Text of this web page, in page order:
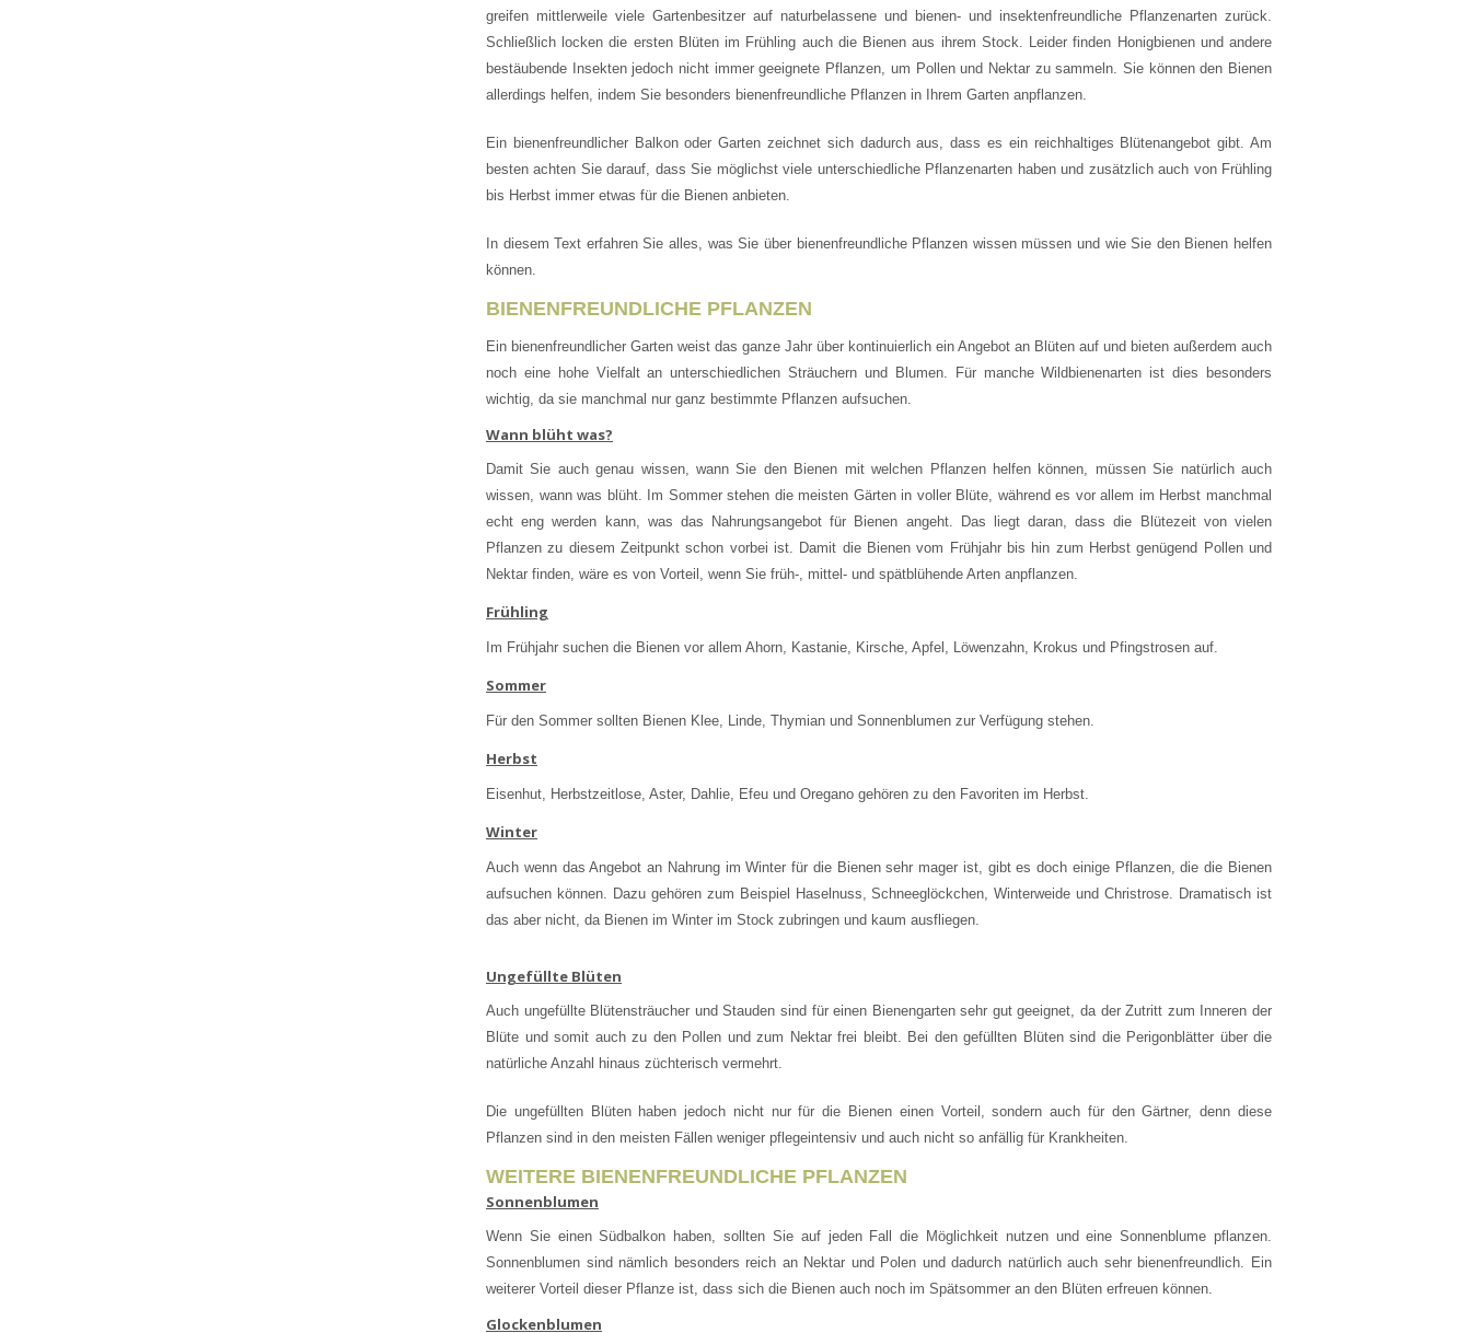
greifen mittlerweile viele Gartenbesitzer auf naturbelassene und bienen- und insektenfreundliche Pflanzenarten zurück.
Schließlich locken die ersten Blüten im Frühling auch die Bienen aus ihrem Stock. Leider finden Honigbienen und andere
bestäubende Insekten jedoch nicht immer geeignete Pflanzen, um Pollen und Nektar zu sammeln. Sie können den Bienen
allerdings helfen, indem Sie besonders bienenfreundliche Pflanzen in Ihrem Garten anpflanzen.
Ein bienenfreundlicher Balkon oder Garten zeichnet sich dadurch aus, dass es ein reichhaltiges Blütenangebot gibt. Am
besten achten Sie darauf, dass Sie möglichst viele unterschiedliche Pflanzenarten haben und zusätzlich auch von Frühling
bis Herbst immer etwas für die Bienen anbieten.
In diesem Text erfahren Sie alles, was Sie über bienenfreundliche Pflanzen wissen müssen und wie Sie den Bienen helfen
können.
BIENENFREUNDLICHE PFLANZEN
Ein bienenfreundlicher Garten weist das ganze Jahr über kontinuierlich ein Angebot an Blüten auf und bieten außerdem auch
noch eine hohe Vielfalt an unterschiedlichen Sträuchern und Blumen. Für manche Wildbienenarten ist dies besonders
wichtig, da sie manchmal nur ganz bestimmte Pflanzen aufsuchen.
Wann blüht was?
Damit Sie auch genau wissen, wann Sie den Bienen mit welchen Pflanzen helfen können, müssen Sie natürlich auch
wissen, wann was blüht. Im Sommer stehen die meisten Gärten in voller Blüte, während es vor allem im Herbst manchmal
echt eng werden kann, was das Nahrungsangebot für Bienen angeht. Das liegt daran, dass die Blütezeit von vielen
Pflanzen zu diesem Zeitpunkt schon vorbei ist. Damit die Bienen vom Frühjahr bis hin zum Herbst genügend Pollen und
Nektar finden, wäre es von Vorteil, wenn Sie früh-, mittel- und spätblühende Arten anpflanzen.
Frühling
Im Frühjahr suchen die Bienen vor allem Ahorn, Kastanie, Kirsche, Apfel, Löwenzahn, Krokus und Pfingstrosen auf.
Sommer
Für den Sommer sollten Bienen Klee, Linde, Thymian und Sonnenblumen zur Verfügung stehen.
Herbst
Eisenhut, Herbstzeitlose, Aster, Dahlie, Efeu und Oregano gehören zu den Favoriten im Herbst.
Winter
Auch wenn das Angebot an Nahrung im Winter für die Bienen sehr mager ist, gibt es doch einige Pflanzen, die die Bienen
aufsuchen können. Dazu gehören zum Beispiel Haselnuss, Schneeglöckchen, Winterweide und Christrose. Dramatisch ist
das aber nicht, da Bienen im Winter im Stock zubringen und kaum ausfliegen.
Ungefüllte Blüten
Auch ungefüllte Blütensträucher und Stauden sind für einen Bienengarten sehr gut geeignet, da der Zutritt zum Inneren der
Blüte und somit auch zu den Pollen und zum Nektar frei bleibt. Bei den gefüllten Blüten sind die Perigonblätter über die
natürliche Anzahl hinaus züchterisch vermehrt.
Die ungefüllten Blüten haben jedoch nicht nur für die Bienen einen Vorteil, sondern auch für den Gärtner, denn diese
Pflanzen sind in den meisten Fällen weniger pflegeintensiv und auch nicht so anfällig für Krankheiten.
WEITERE BIENENFREUNDLICHE PFLANZEN
Sonnenblumen
Wenn Sie einen Südbalkon haben, sollten Sie auf jeden Fall die Möglichkeit nutzen und eine Sonnenblume pflanzen.
Sonnenblumen sind nämlich besonders reich an Nektar und Polen und dadurch natürlich auch sehr bienenfreundlich. Ein
weiterer Vorteil dieser Pflanze ist, dass sich die Bienen auch noch im Spätsommer an den Blüten erfreuen können.
Glockenblumen